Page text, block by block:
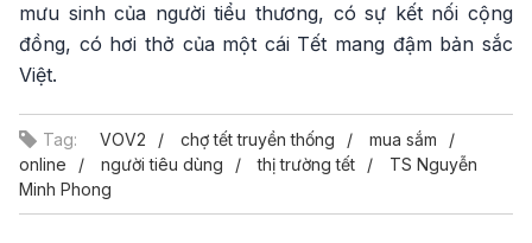
mưu sinh của người tiểu thương, có sự kết nối cộng
đồng, có hơi thở của một cái Tết mang đậm bản sắc
Việt.
Tag: VOV2 chợ tết truyền thống
mua sắm
online
người tiêu dùng thị trường tết
TS Nguyễn
Minh Phong